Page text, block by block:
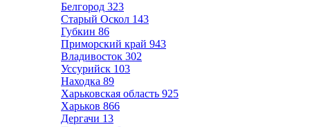
Белгород 323
Старый Оскол 143
Губкин 86
Приморский край 943
Владивосток 302
Уссурийск 103
Находка 89
Харьковская область 925
Харьков 866
Дергачи 13